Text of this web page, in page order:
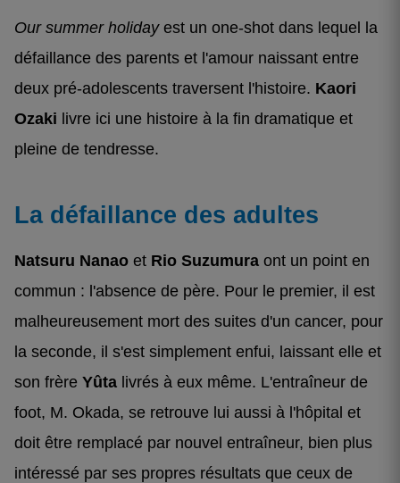
Our summer holidayest un one-shot dans lequel la
défaillance des parents et l'amour naissant entre
deux pré-adolescents traversent l'histoire. Kaori
Ozaki livre ici une histoire à la fin dramatique et
pleine de tendresse.
La défaillance des adultes
Natsuru Nanao et Rio Suzumura ont un point en
commun : l'absence de père. Pour le premier, il est
malheureusement mort des suites d'un cancer, pour
la seconde, il s'est simplement enfui, laissant elle et
son frère Yûta livrés à eux même. L'entraîneur de
foot, M. Okada, se retrouve lui aussi à l'hôpital et
doit être remplacé par nouvel entraîneur, bien plus
intéressé par ses propres résultats que ceux de